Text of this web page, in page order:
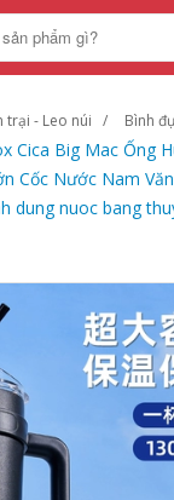
trại - Leo núi Bình
Cica Big Mac Ống
Cốc Nước Nam
dung nuoc bang